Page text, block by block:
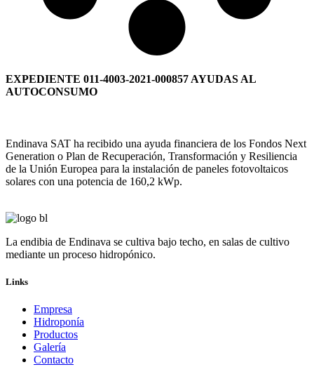
EXPEDIENTE 011-4003-2021-000857 AYUDAS AL
AUTOCONSUMO
Endinava SAT ha recibido una ayuda financiera de los Fondos Next
Generation o Plan de Recuperación, Transformación y Resiliencia
de la Unión Europea para la instalación de paneles fotovoltaicos
solares con una potencia de 160,2 kWp.
La endibia de Endinava se cultiva bajo techo, en salas de cultivo
mediante un proceso hidropónico.
Links
Empresa
Hidroponía
Productos
Galería
Contacto